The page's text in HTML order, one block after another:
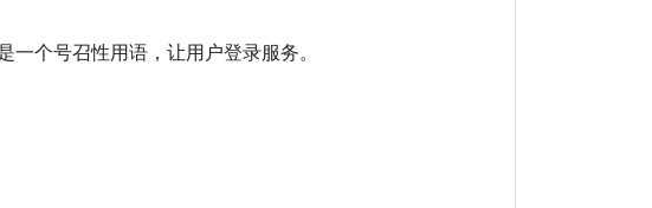
一个号召性用语，让用户登录服务。